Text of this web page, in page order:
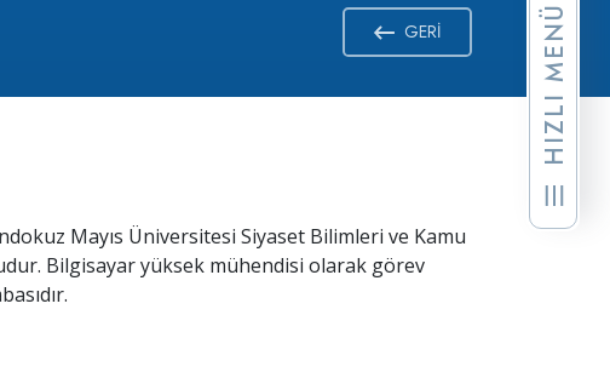
GERI
Mayıs Üniversitesi Siyaset Bilimleri ve Kamu
Bilgisayar yüksek mühendisi olarak görev
HIZLI MENÜ